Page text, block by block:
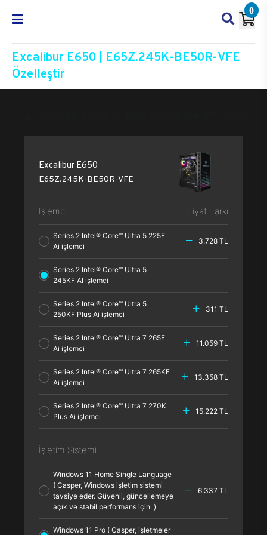
0
Excalibur E650 | E65Z.245K-BE50R-VFE
Özelleştir
Excalibur E650
E65Z.245K-BE50R-VFE
İşlemci Fiyat Farkı
Series 2 Intel® Core™ Ultra 5 225F
Ai işlemci
3.728 TL
Series 2 Intel® Core™ Ultra 5
245KF AI işlemci
Series 2 Intel® Core™ Ultra 5
250KF Plus Ai işlemci
311 TL
Series 2 Intel® Core™ Ultra 7 265F
Ai işlemci
11.059 TL
Series 2 Intel® Core™ Ultra 7 265KF
Ai işlemci
13.358 TL
Series 2 Intel® Core™ Ultra 7 270K
Plus Ai işlemci
15.222 TL
İşletim Sistemi
Windows 11 Home Single Language
( Casper, Windows işletim sistemi
tavsiye eder. Güvenli, güncellemeye
açık ve stabil performans için. )
6.337 TL
Windows 11 Pro ( Casper, işletmeler